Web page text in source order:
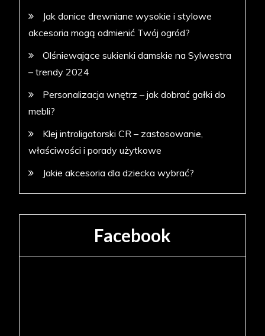
Jak donice drewniane wysokie i stylowe
akcesoria mogą odmienić Twój ogród?
Olśniewające sukienki damskie na Sylwestra
– trendy 2024
Personalizacja wnętrz – jak dobrać gałki do
mebli?
Klej introligatorski CR – zastosowanie,
właściwości i porady użytkowe
Jakie akcesoria dla dziecka wybrać?
Facebook